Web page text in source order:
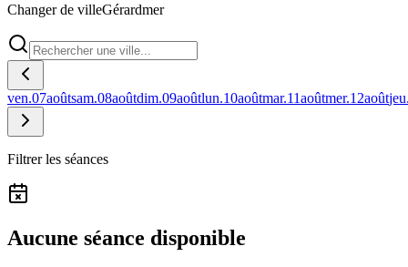
Changer de villeGérardmer
ven.07aoûtsam.08aoûtdim.09aoûtlun.10aoûtmar.11aoûtmer.12août
Filtrer les séances
Aucune séance disponible